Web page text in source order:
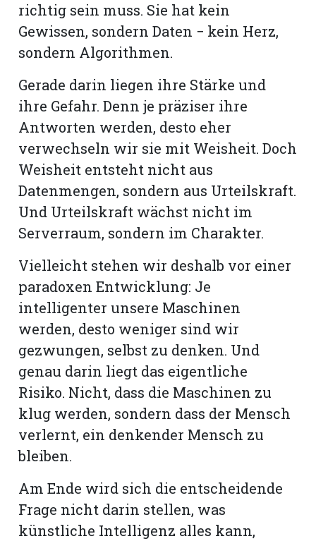
richtig sein muss. Sie hat kein
Gewissen, sondern Daten − kein Herz,
sondern Algorithmen.
Gerade darin liegen ihre Stärke und
ihre Gefahr. Denn je präziser ihre
Antworten werden, desto eher
verwechseln wir sie mit Weisheit. Doch
Weisheit entsteht nicht aus
Datenmengen, sondern aus Urteilskraft.
Und Urteilskraft wächst nicht im
Serverraum, sondern im Charakter.
Vielleicht stehen wir deshalb vor einer
paradoxen Entwicklung: Je
intelligenter unsere Maschinen
werden, desto weniger sind wir
gezwungen, selbst zu denken. Und
genau darin liegt das eigentliche
Risiko. Nicht, dass die Maschinen zu
klug werden, sondern dass der Mensch
verlernt, ein denkender Mensch zu
bleiben.
Am Ende wird sich die entscheidende
Frage nicht darin stellen, was
künstliche Intelligenz alles kann,